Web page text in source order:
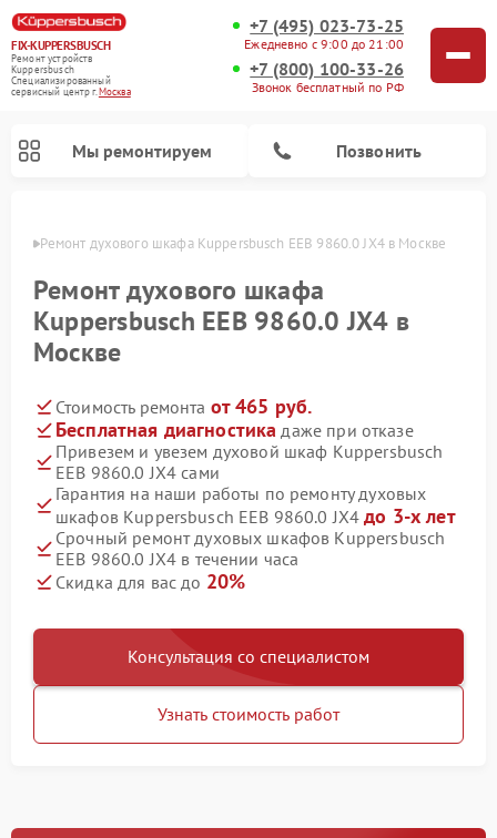
FIX-KUPPERSBUSCH
Ремонт устройств
Kuppersbusch
Специализированный
cервисный центр г.Москва
+7 (495) 023-73-25
Ежедневно с 9:00 до 21:00
+7 (800) 100-33-26
Звонок бесплатный по РФ
Мы ремонтируем Позвонить
Ремонт духового шкафа Kuppersbusch EEB 9860.0 JX4 в Москве
Ремонт духового шкафа
Kuppersbusch EEB 9860.0 JX4 в
Москве
Стоимость ремонта от 465 руб.
Бесплатная диагностика даже при отказе
Привезем и увезем духовой шкаф Kuppersbusch
EEB 9860.0 JX4 сами
Гарантия на наши работы по ремонту духовых
шкафов Kuppersbusch EEB 9860.0 JX4до 3-х лет
Срочный ремонт духовых шкафов Kuppersbusch
EEB 9860.0 JX4 в течении часа
Скидка для вас до 20%
Консультация со специалистом
Узнать стоимость работ